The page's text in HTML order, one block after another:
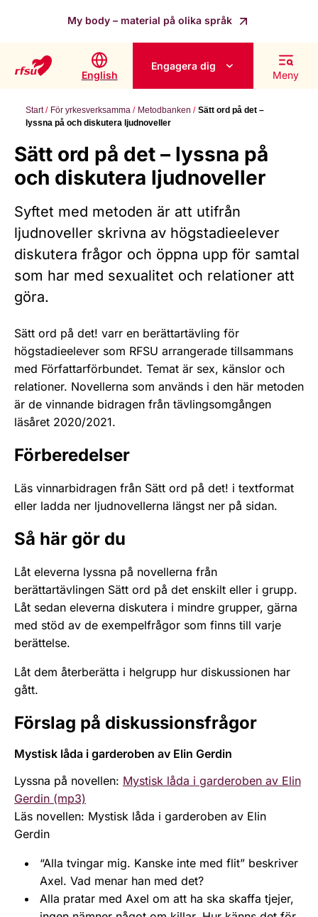
My body – material på olika språk
English
Engagera dig
Meny
Start För yrkesverksamma Metodbanken
Sätt ord på det –
lyssna på och diskutera ljudnoveller
Sätt ord på det – lyssna på
och diskutera ljudnoveller
Syftet med metoden är att utifrån
ljudnoveller skrivna av högstadieelever
diskutera frågor och öppna upp för samtal
som har med sexualitet och relationer att
göra.
Sätt ord på det! varr en berättartävling för
högstadieelever som RFSU arrangerade tillsammans
med Författarförbundet. Temat är sex, känslor och
relationer. Novellerna som används i den här metoden
är de vinnande bidragen från tävlingsomgången
läsåret 2020/2021.
Förberedelser
Läs vinnarbidragen från Sätt ord på det! i textformat
eller ladda ner ljudnovellerna längst ner på sidan.
Så här gör du
Låt eleverna lyssna på novellerna från
berättartävlingen Sätt ord på det enskilt eller i grupp.
Låt sedan eleverna diskutera i mindre grupper, gärna
med stöd av de exempelfrågor som finns till varje
berättelse.
Låt dem återberätta i helgrupp hur diskussionen har
gått.
Förslag på diskussionsfrågor
Mystisk låda i garderoben av Elin Gerdin
Lyssna på novellen: Mystisk låda i garderoben av Elin
Gerdin (mp3)
Läs novellen: Mystisk låda i garderoben av Elin
Gerdin
“Alla tvingar mig. Kanske inte med flit” beskriver
Axel. Vad menar han med det?
Alla pratar med Axel om att ha ska skaffa tjejer,